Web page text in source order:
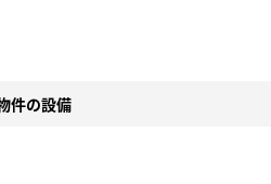
件の設備